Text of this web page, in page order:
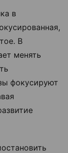
в
В
менять
фокусируют